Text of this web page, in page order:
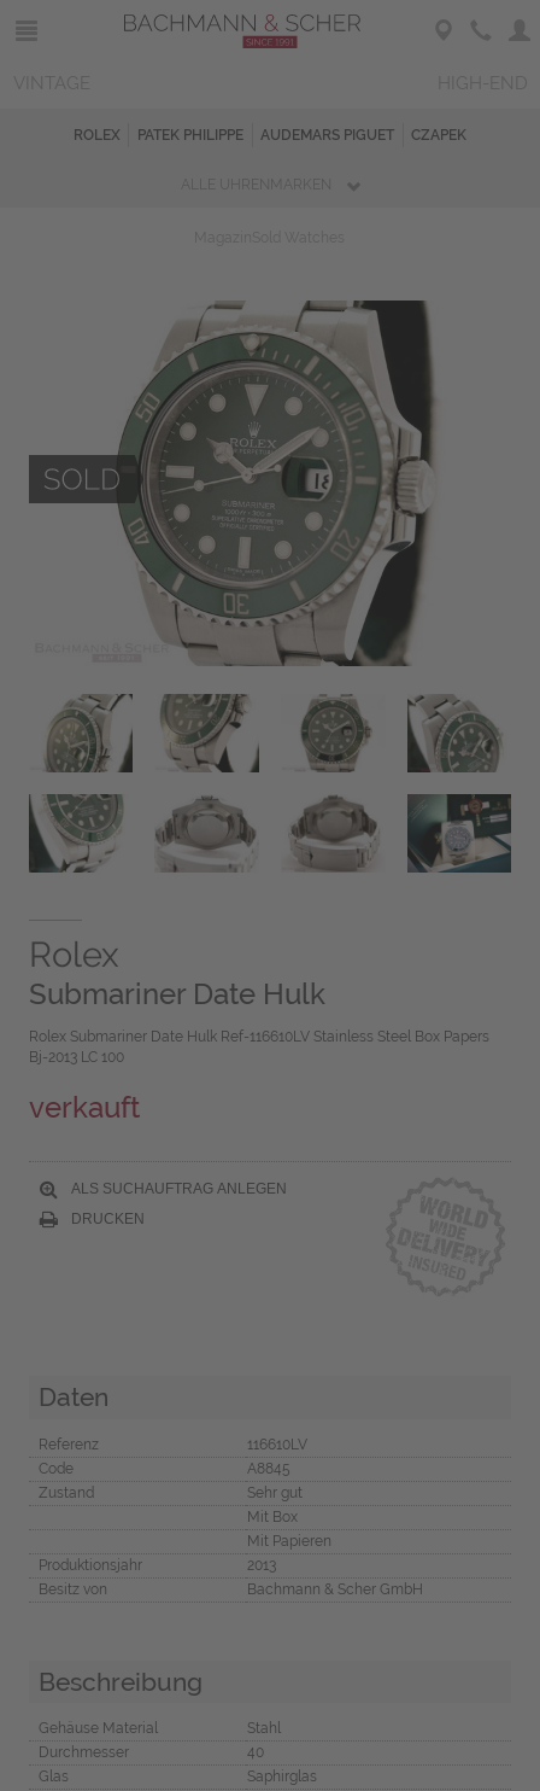
ROLEX PATEK PHILIPPE AUDEMARS PIGUET CZAPEK
Rolex
Submariner Date Hulk
Rolex Submariner Date Hulk Ref-116610LV Stainless Steel Box Papers
Bj-2013 LC 100
verkauft
ALS SUCHAUFTRAG ANLEGEN
DRUCKEN
Daten
Referenz
116610LV
Code
A8845
Zustand
Sehr gut
Mit Box
Mit Papieren
Produktionsjahr
2013
Besitz von
Bachmann & Scher GmbH
Beschreibung
Gehäuse Material
Stahl
Durchmesser
40
Glas
Saphirglas